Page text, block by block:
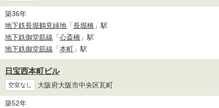
築36年
地下鉄長堀鶴見緑地 「長堀橋 」駅
地下鉄御堂筋線 「心斎橋 」駅
地下鉄御堂筋線 「本町 」駅
日宝西本町ビル
空室なし 大阪府大阪市中央区瓦町
築52年